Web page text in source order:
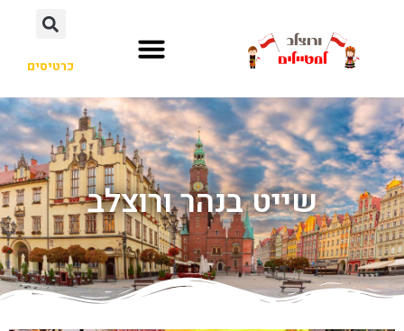
כרטיסים
שייט בנהר ורוצלב